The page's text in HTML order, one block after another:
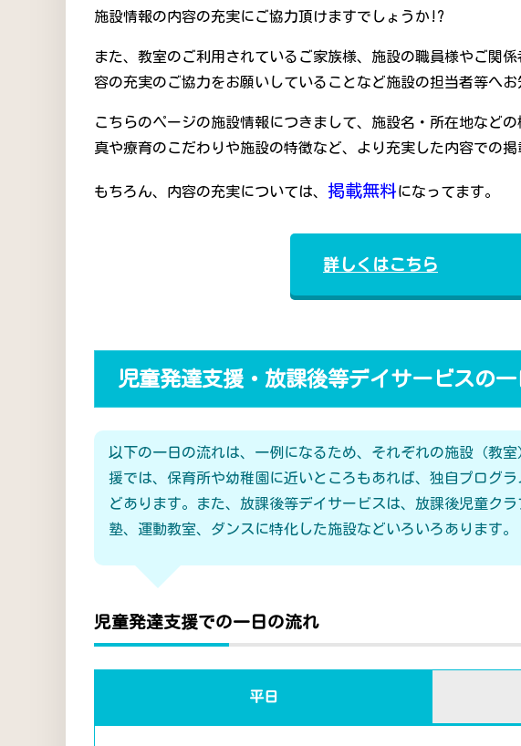
施設情報の内容の充実にご協力頂けますでしょうか!?
また、教室のご利用されているご家族様、施設の職員様やご関
容の充実のご協力をお願いしていることなど施設の担当者等へお
こちらのページの施設情報につきまして、施設名・所在地など
真や療育のこだわりや施設の特徴など、より充実した内容での掲
もちろん、内容の充実については、 掲載無料になってます。
詳しくはこちら
児童発達支援・放課後等デイサービスの
以下の一日の流れは、一例になるため、それぞれの施設（教
援では、保育所や幼稚園に近いところもあれば、独自プログ
どあります。また、放課後等デイサービスは、放課後児童ク
塾、運動教室、ダンスに特化した施設などいろいろあります。
児童発達支援での一日の流れ
平日